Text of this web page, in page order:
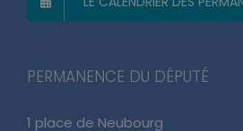
LE CALENDRIER DES